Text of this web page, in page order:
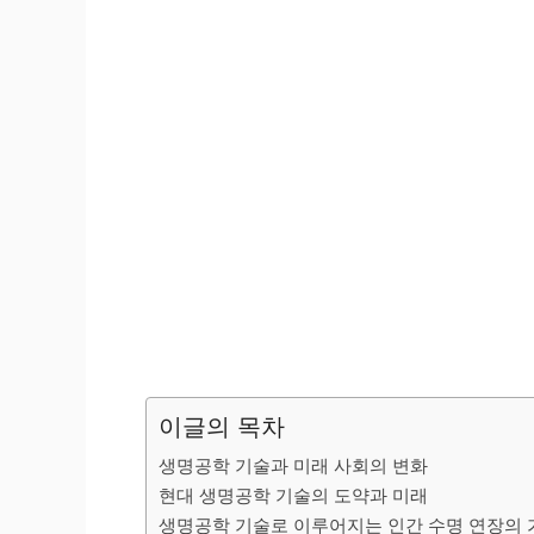
이글의 목차
생명공학 기술과 미래 사회의 변화
현대 생명공학 기술의 도약과 미래
생명공학 기술로 이루어지는 인간 수명 연장의